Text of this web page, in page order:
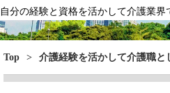
自分の経験と資格を活かして介護業界
Top > 介護経験を活かして介護職と